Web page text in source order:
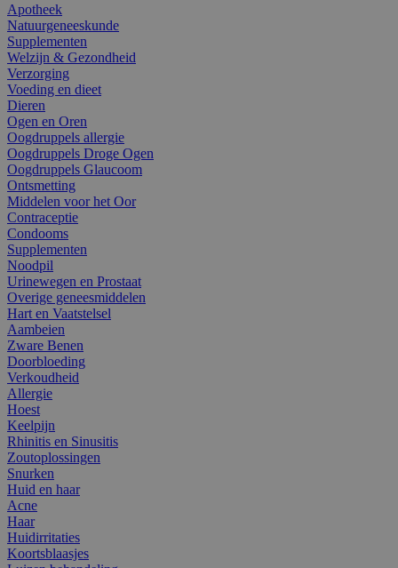
Apotheek
Natuurgeneeskunde
Supplementen
Welzijn & Gezondheid
Verzorging
Voeding en dieet
Dieren
Ogen en Oren
Oogdruppels allergie
Oogdruppels Droge Ogen
Oogdruppels Glaucoom
Ontsmetting
Middelen voor het Oor
Contraceptie
Condooms
Supplementen
Noodpil
Urinewegen en Prostaat
Overige geneesmiddelen
Hart en Vaatstelsel
Aambeien
Zware Benen
Doorbloeding
Verkoudheid
Allergie
Hoest
Keelpijn
Rhinitis en Sinusitis
Zoutoplossingen
Snurken
Huid en haar
Acne
Haar
Huidirritaties
Koortsblaasjes